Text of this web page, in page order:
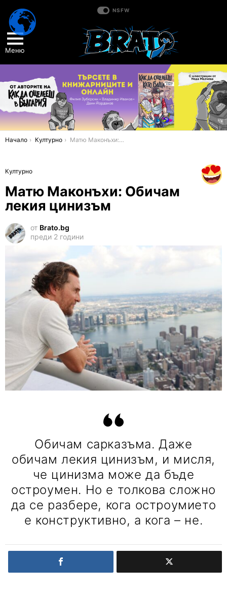
NSFW
Меню
You are here:
Начало Културно Матю Маконъхи: Обичам лекия цинизъм
Културно
Матю Маконъхи: Обичам
лекия цинизъм
от Brato.bg
преди 2 години
Обичам сарказъма. Даже
обичам лекия цинизъм, и мисля,
че цинизма може да бъде
остроумен. Но е толкова сложно
да се разбере, кога остроумието
е конструктивно, а кога – не.